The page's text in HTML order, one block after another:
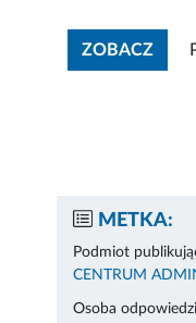
ZOBACZ
METKA:
Podmiot
CENTRUM
Osoba